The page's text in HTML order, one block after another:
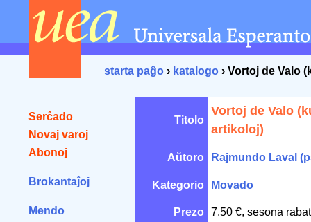
starta paĝo › katalogo › Vortoj de Valo
Serĉado
Novaj varoj
Abonoj
Brokantaĵoj
Mendo
Titolo
Vortoj de Valo
artikoloj)
Aŭtoro Rajmundo Laval
Kategorio Movado
Prezo 7.50 €, sesona